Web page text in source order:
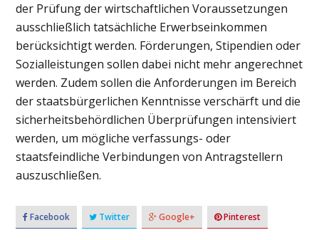
der Prüfung der wirtschaftlichen Voraussetzungen
ausschließlich tatsächliche Erwerbseinkommen
berücksichtigt werden. Förderungen, Stipendien oder
Sozialleistungen sollen dabei nicht mehr angerechnet
werden. Zudem sollen die Anforderungen im Bereich
der staatsbürgerlichen Kenntnisse verschärft und die
sicherheitsbehördlichen Überprüfungen intensiviert
werden, um mögliche verfassungs- oder
staatsfeindliche Verbindungen von Antragstellern
auszuschließen.
Facebook Twitter Google+ Pinterest